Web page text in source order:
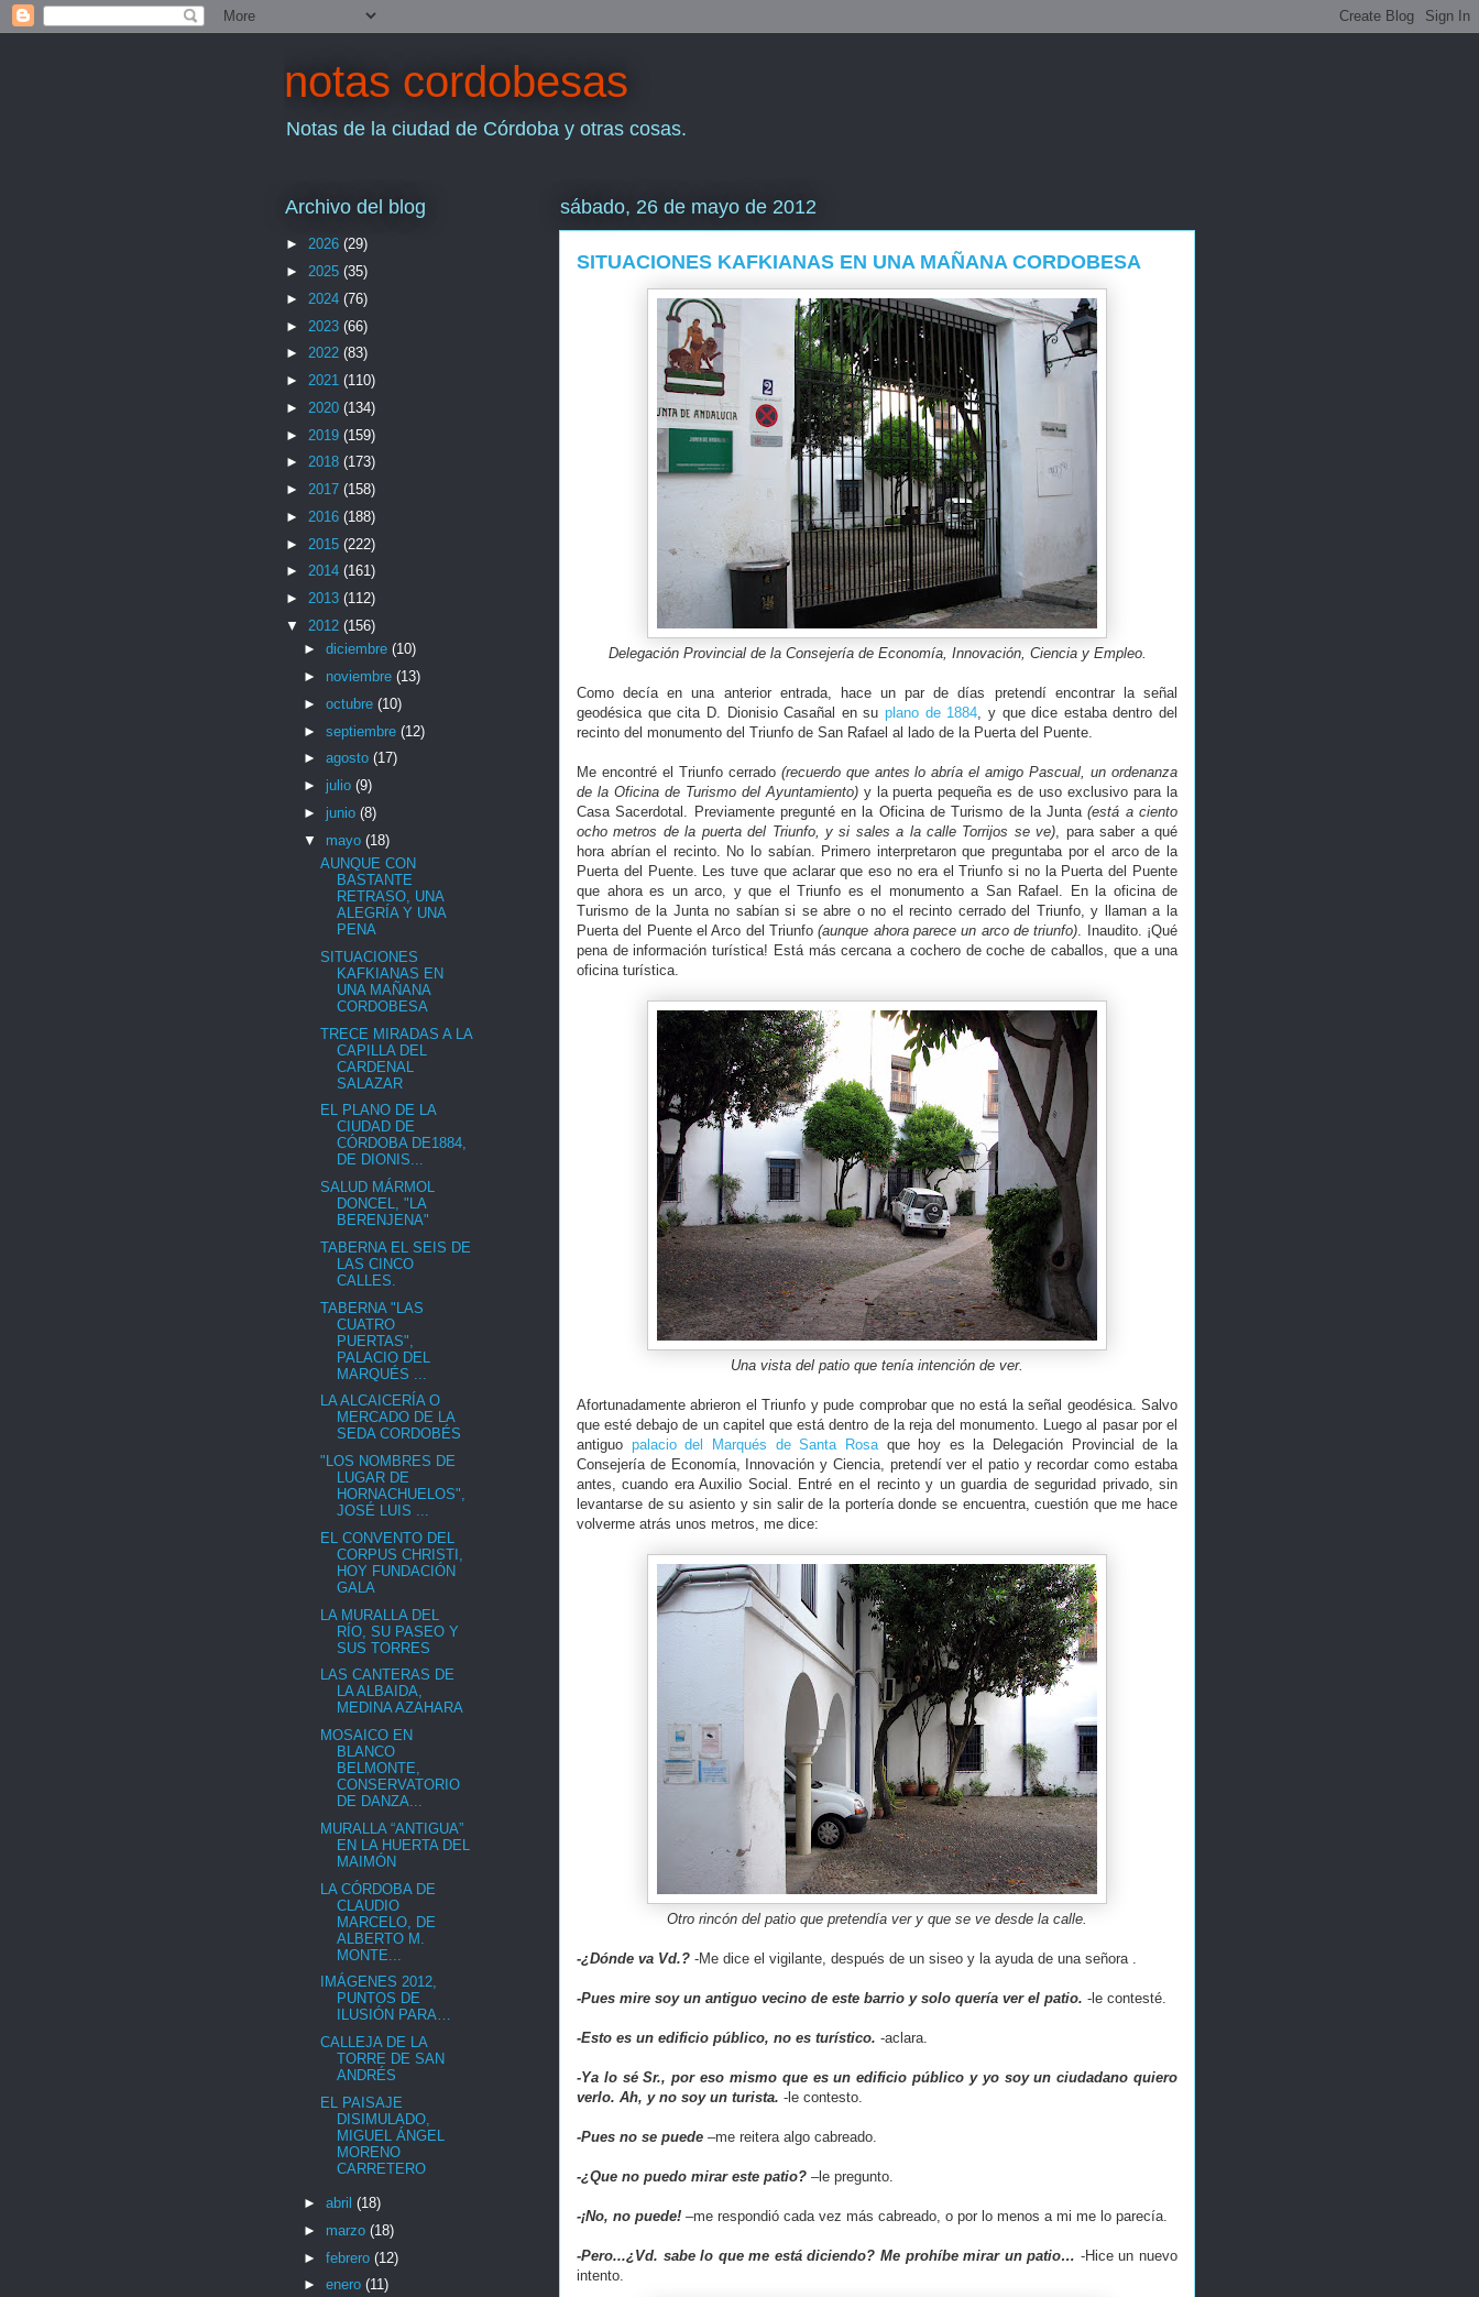
notas cordobesas
Notas de la ciudad de Córdoba y otras cosas.
sábado, 26 de mayo de 2012
SITUACIONES KAFKIANAS EN UNA MAÑANA CORDOBESA
Delegación Provincial de la Consejería de Economía, Innovación, Ciencia y Empleo.
Como decía en una anterior entrada, hace un par de días pretendí encontrar la señal
geodésica que cita D. Dionisio Casañal en su plano de 1884, y que dice estaba dentro del
recinto del monumento del Triunfo de San Rafael al lado de la Puerta del Puente.
Me encontré el Triunfo cerrado (recuerdo que antes lo abría el amigo Pascual, un ordenanza
de la Oficina de Turismo del Ayuntamiento) y la puerta pequeña es de uso exclusivo para la
Casa Sacerdotal. Previamente pregunté en la Oficina de Turismo de la Junta(está a ciento
ocho metros de la puerta del Triunfo, y si sales a la calle Torrijos se ve), para saber a qué
hora abrían el recinto. No lo sabían. Primero interpretaron que preguntaba por el arco de la
Puerta del Puente. Les tuve que aclarar que eso no era el Triunfo si no la Puerta del Puente
que ahora es un arco, y que el Triunfo es el monumento a San Rafael. En la oficina de
Turismo de la Junta no sabían si se abre o no el recinto cerrado del Triunfo, y llaman a la
Puerta del Puente el Arco del Triunfo(aunque ahora parece un arco de triunfo). Inaudito. ¡Qué
pena de información turística! Está más cercana a cochero de coche de caballos, que a una
oficina turística.
Una vista del patio que tenía intención de ver.
Afortunadamente abrieron el Triunfo y pude comprobar que no está la señal geodésica. Salvo
que esté debajo de un capitel que está dentro de la reja del monumento. Luego al pasar por el
antiguo palacio del Marqués de Santa Rosaque hoy es la Delegación Provincial de la
Consejería de Economía, Innovación y Ciencia, pretendí ver el patio y recordar como estaba
antes, cuando era Auxilio Social. Entré en el recinto y un guardia de seguridad privado, sin
levantarse de su asiento y sin salir de la portería donde se encuentra, cuestión que me hace
volverme atrás unos metros, me dice:
Otro rincón del patio que pretendía ver y que se ve desde la calle.
-¿Dónde va Vd.? -Me dice el vigilante, después de un siseo y la ayuda de una señora .
-Pues mire soy un antiguo vecino de este barrio y solo quería ver el patio. -le contesté.
-Esto es un edificio público, no es turístico. -aclara.
-Ya lo sé Sr., por eso mismo que es un edificio público y yo soy un ciudadano quiero
verlo. Ah, y no soy un turista. -le contesto.
-Pues no se puede –me reitera algo cabreado.
-¿Que no puedo mirar este patio? –le pregunto.
-¡No, no puede! –me respondió cada vez más cabreado, o por lo menos a mi me lo parecía.
-Pero...¿Vd. sabe lo que me está diciendo? Me prohíbe mirar un patio… -Hice un nuevo
intento.
Archivo del blog
► 2026 (29)
► 2025 (35)
► 2024 (76)
► 2023 (66)
► 2022 (83)
► 2021 (110)
► 2020 (134)
► 2019 (159)
► 2018 (173)
► 2017 (158)
► 2016 (188)
► 2015 (222)
► 2014 (161)
► 2013 (112)
▼ 2012 (156)
► diciembre (10)
► noviembre (13)
► octubre (10)
► septiembre (12)
► agosto (17)
► julio (9)
► junio (8)
▼ mayo (18)
AUNQUE CON
BASTANTE
RETRASO, UNA
ALEGRÍA Y UNA
PENA
SITUACIONES
KAFKIANAS EN
UNA MAÑANA
CORDOBESA
TRECE MIRADAS A LA
CAPILLA DEL
CARDENAL
SALAZAR
EL PLANO DE LA
CIUDAD DE
CÓRDOBA DE1884,
DE DIONIS...
SALUD MÁRMOL
DONCEL, "LA
BERENJENA"
TABERNA EL SEIS DE
LAS CINCO
CALLES.
TABERNA "LAS
CUATRO
PUERTAS",
PALACIO DEL
MARQUÉS ...
LA ALCAICERÍA O
MERCADO DE LA
SEDA CORDOBÉS
"LOS NOMBRES DE
LUGAR DE
HORNACHUELOS",
JOSÉ LUIS ...
EL CONVENTO DEL
CORPUS CHRISTI,
HOY FUNDACIÓN
GALA
LA MURALLA DEL
RÍO, SU PASEO Y
SUS TORRES
LAS CANTERAS DE
LA ALBAIDA,
MEDINA AZAHARA
MOSAICO EN
BLANCO
BELMONTE,
CONSERVATORIO
DE DANZA...
MURALLA “ANTIGUA”
EN LA HUERTA DEL
MAIMÓN
LA CÓRDOBA DE
CLAUDIO
MARCELO, DE
ALBERTO M.
MONTE...
IMÁGENES 2012,
PUNTOS DE
ILUSIÓN PARA…
CALLEJA DE LA
TORRE DE SAN
ANDRÉS
EL PAISAJE
DISIMULADO,
MIGUEL ÁNGEL
MORENO
CARRETERO
► abril (18)
► marzo (18)
► febrero (12)
► enero (11)